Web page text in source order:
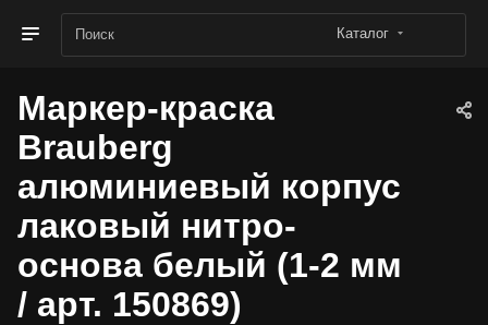
Каталог
Маркер-краска
Brauberg
алюминиевый корпус
лаковый нитро-
основа белый (1-2 мм
/ арт. 150869)